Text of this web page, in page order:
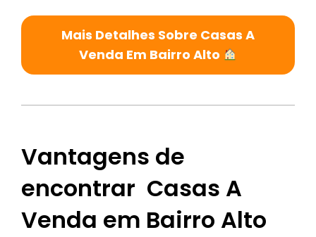
Mais Detalhes Sobre Casas A
Venda Em Bairro Alto
Vantagens de
encontrar Casas A
Venda em Bairro Alto